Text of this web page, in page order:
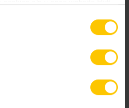
van 100% kleurecht en
NL-BSB-certificaat vooraf vervaardigde elementen van beton